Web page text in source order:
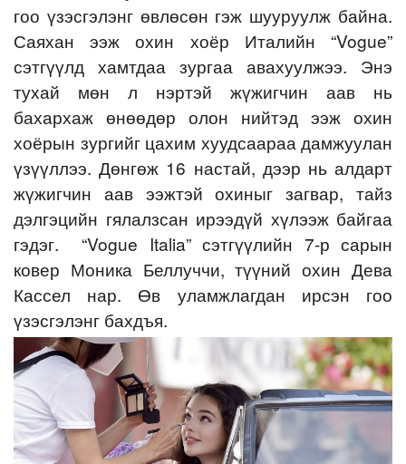
гоо үзэсгэлэнг өвлөсөн гэж шууруулж байна.
Саяхан ээж охин хоёр Италийн “Vogue”
сэтгүүлд хамтдаа зургаа авахуулжээ. Энэ
тухай мөн л нэртэй жүжигчин аав нь
бахархаж өнөөдөр олон нийтэд ээж охин
хоёрын зургийг цахим хуудсаараа дамжуулан
үзүүллээ. Дөнгөж 16 настай, дээр нь алдарт
жүжигчин аав ээжтэй охиныг загвар, тайз
дэлгэцийн гялалзсан ирээдүй хүлээж байгаа
гэдэг. “Vogue Italia” сэтгүүлийн 7-р сарын
ковер Моника Беллуччи, түүний охин Дева
Кассел нар. Өв уламжлагдан ирсэн гоо
үзэсгэлэнг бахдъя.